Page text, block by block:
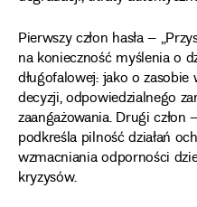
Pierwszy człon hasła –
na konieczność myślenia o
długofalowej: jako o
decyzji, odpowiedzialnego
zaangażowania. Drugi
podkreśla pilność działań
wzmacniania odporności
kryzysów.